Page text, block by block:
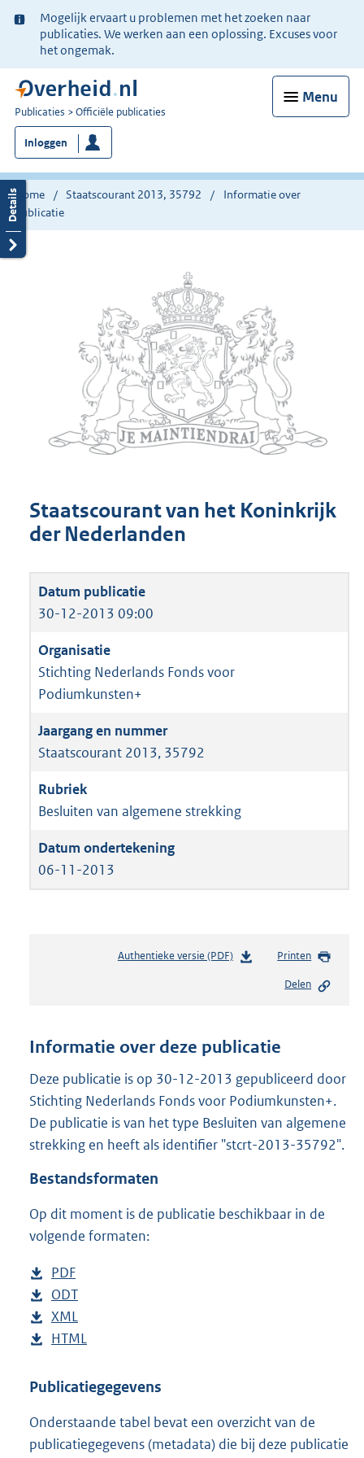
Ter
informatie:
Mogelijk ervaart u problemen met het zoeken naar
publicaties. We werken aan een oplossing. Excuses voor
het ongemak.
Menu
U
bent
nu
hier:
Publicaties Officiële publicaties
Inloggen
Home Staatscourant 2013, 35792
Informatie over
publicatie
Staatscourant van het Koninkrijk
der Nederlanden
30-12-2013 09:00
Stichting Nederlands Fonds voor
Podiumkunsten+
Staatscourant 2013, 35792
Besluiten van algemene strekking
06-11-2013
Authentieke versie (PDF)b
n
s
o
o
:
Printen
Delen
Informatie over deze publicatie
Deze publicatie is op 30-12-2013 gepubliceerd door
Stichting Nederlands Fonds voor Podiumkunsten+.
De publicatie is van het type Besluiten van algemene
strekking en heeft als identifier "stcrt-2013-35792".
Bestandsformaten
Op dit moment is de publicatie beschikbaar in de
volgende formaten:
D
o
w
n
o
d
p
PDF
e
s
t
n
s
g
D
o
w
l
a
d
ODT
s
a
d
s
D
o
n
o
a
XML
e
t
n
d
D
w
l
o
HTML
s
a
n
Publicatiegegevens
Onderstaande tabel bevat een overzicht van de
publicatiegegevens (metadata) die bij deze publicatie